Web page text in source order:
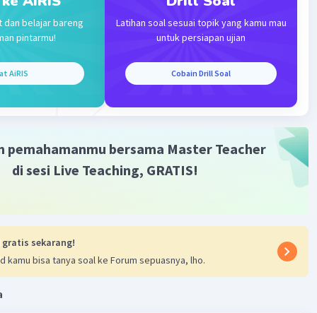
berbentuk seperti kacang merah ini bertugas untuk
darah, membuang limbah, mengontrol keseimbangan
menjaga kadar elektrolit dalam tubuh.
·0.0 Balas
akan menyaring hasil metabolisme tubuh yang
darah dan akan membuang hasil metabolisme yang
dan belajar bareng
pintarmu!
AiRIS
Latihan soal sesuai topik yang kamu mau
untuk persiapan ujian
Cobain Drill Soal
pemahamanmu bersama Master Teacher
di sesi Live Teaching, GRATIS!
gratis sekarang!
kamu bisa tanya soal ke Forum sepuasnya, lho.